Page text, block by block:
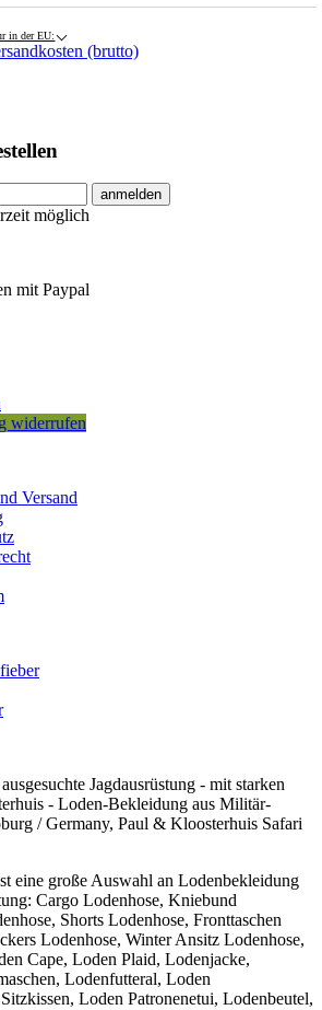
in der EU:
(brutto)
anmelden
möglich
widerrufen
Versand
Jagdausrüstung - mit starken
- Loden-Bekleidung aus Militär-
/ Germany, Paul & Kloosterhuis Safari
eine große Auswahl an Lodenbekleidung
Cargo Lodenhose, Kniebund
Shorts Lodenhose, Fronttaschen
Lodenhose, Winter Ansitz Lodenhose,
Cape, Loden Plaid, Lodenjacke,
Lodenfutteral, Loden
Loden Patronenetui, Lodenbeutel,